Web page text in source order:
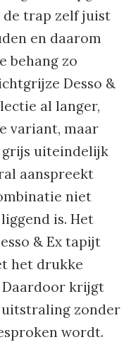
trap zelf juist
en daarom
behang zo
Desso &
al langer,
variant, maar
uiteindelijk
aanspreekt
niet
is. Het
& Ex tapijt
het drukke
Daardoor krijgt
uitstraling zonder
wordt.